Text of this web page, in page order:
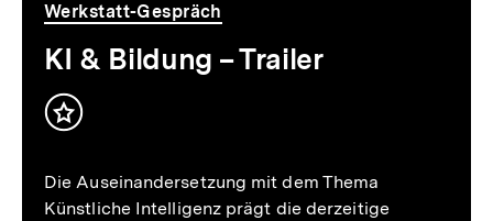
Werkstatt-Gespräch
KI & Bildung – Trailer
Inhalt
Die Auseinandersetzung mit dem Thema
Künstliche Intelligenz prägt die derzeitige